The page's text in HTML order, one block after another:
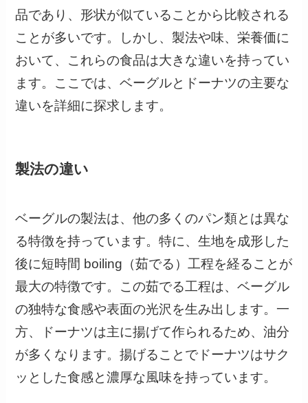
品であり、形状が似ていることから比較される
ことが多いです。しかし、製法や味、栄養価に
おいて、これらの食品は大きな違いを持ってい
ます。ここでは、ベーグルとドーナツの主要な
違いを詳細に探求します。
製法の違い
ベーグルの製法は、他の多くのパン類とは異な
る特徴を持っています。特に、生地を成形した
後に短時間 boiling（茹でる）工程を経ることが
最大の特徴です。この茹でる工程は、ベーグル
の独特な食感や表面の光沢を生み出します。一
方、ドーナツは主に揚げて作られるため、油分
が多くなります。揚げることでドーナツはサク
ッとした食感と濃厚な風味を持っています。